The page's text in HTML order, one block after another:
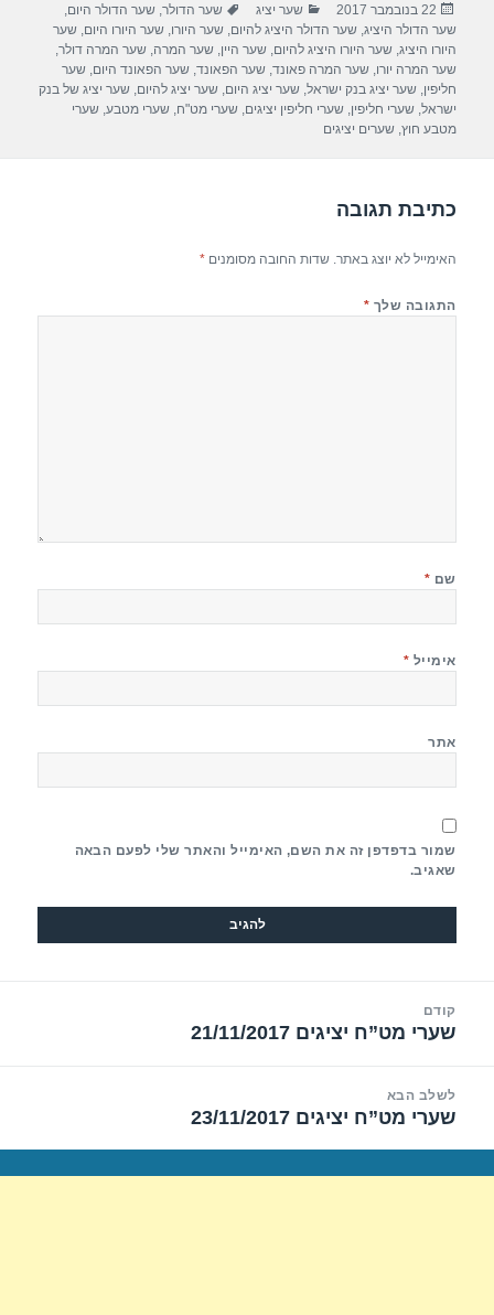
e
b
o
o
er
e
פורסם
בתאריך
22 בנובמבר 2017 קטגוריות
שער יציג תגיות
שער הדולר,שער הדולר היום,
שער הדולר היציג,שער הדולר היציג להיום,שער היורו,שער היורו היום,שער
היורו היציג,שער היורו היציג להיום,שער היין,שער המרה,שער המרה דולר,
שער המרה יורו,שער המרה פאונד,שער הפאונד,שער הפאונד היום,שער
חליפין,שער יציג בנק ישראל,שער יציג היום,שער יציג להיום,שער יציג של בנק
ישראל,שערי חליפין,שערי חליפין יציגים,שערי מט"ח,שערי מטבע,שערי
מטבע חוץ,שערים יציגים
כתיבת תגובה
האימייל לא יוצג באתר. שדות החובה מסומנים*
התגובה שלך *
שם *
אימייל *
אתר
שמור בדפדפן זה את השם, האימייל והאתר שלי לפעם הבאה
שאגיב.
קודם
הפוסט
שערי מט”ח יציגים 21/11/2017
לשלב הבא
הפוסט
שערי מט”ח יציגים 23/11/2017